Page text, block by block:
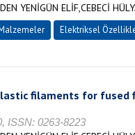
YENİGÜN ELİF,CEBECİ
Elektriksel
filaments for fused
ISSN: 0263-8223